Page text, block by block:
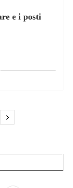
e i posti